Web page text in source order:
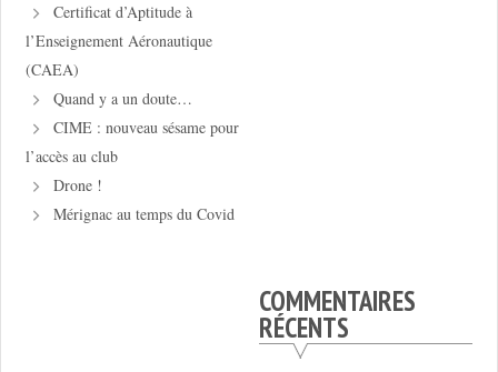
Certificat d’Aptitude à
l’Enseignement Aéronautique
(CAEA)
Quand y a un doute…
CIME : nouveau sésame pour
l’accès au club
Drone !
Mérignac au temps du Covid
COMMENTAIRES
RÉCENTS